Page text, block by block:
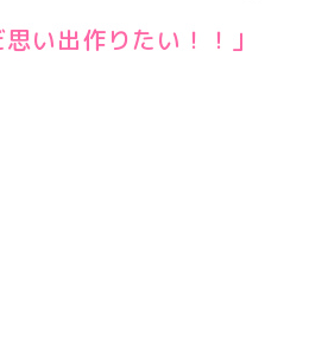
い出作りたい！！」